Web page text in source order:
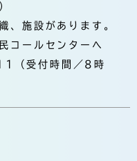
、施設があります。
コールセンターへ
受付時間／8時